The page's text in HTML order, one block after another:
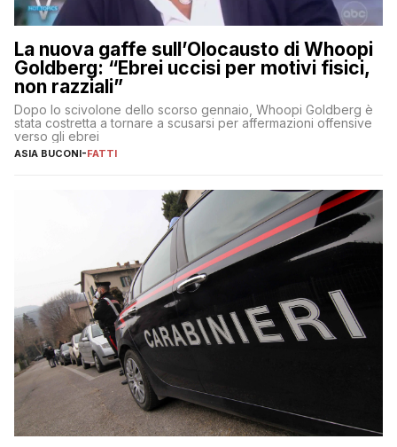
La nuova gaffe sull’Olocausto di Whoopi
Goldberg: “Ebrei uccisi per motivi fisici,
non razziali”
Dopo lo scivolone dello scorso gennaio, Whoopi Goldberg è
stata costretta a tornare a scusarsi per affermazioni offensive
verso gli ebrei
ASIA BUCONI-FATTI